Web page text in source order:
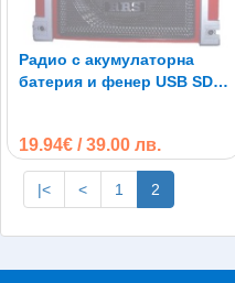
Радио с акумулаторна
батерия и фенер USB SD
19.94€ / 39.00 лв.
|< < 1 2